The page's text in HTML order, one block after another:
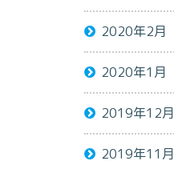
2020年2月
2020年1月
2019年12月
2019年11月